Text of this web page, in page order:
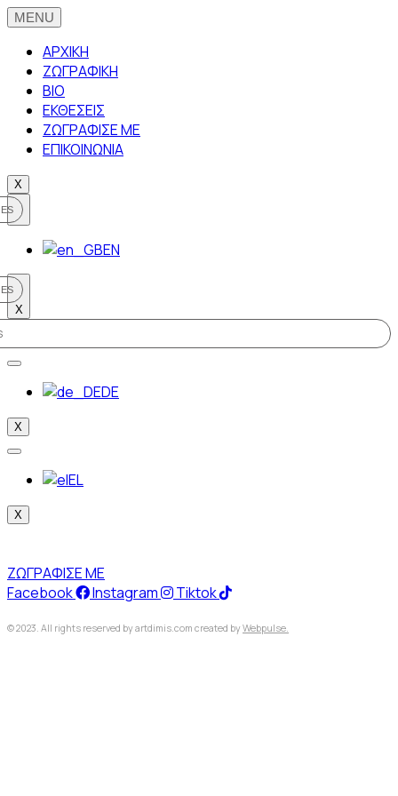
ΑΡΧΙΚΗ
ΖΩΓΡΑΦΙΚΗ
BIO
ΕΚΘΕΣΕΙΣ
ΖΩΓΡΑΦΙΣΕ ΜΕ
ΕΠΙΚΟΙΝΩΝΙΑ
X
EN
X
DE
X
EL
X
ΖΩΓΡΑΦΙΣΕ ΜΕ
Facebook
Instagram Tiktok
© 2023. All rights reserved by artdimis.com created byWebpulse.